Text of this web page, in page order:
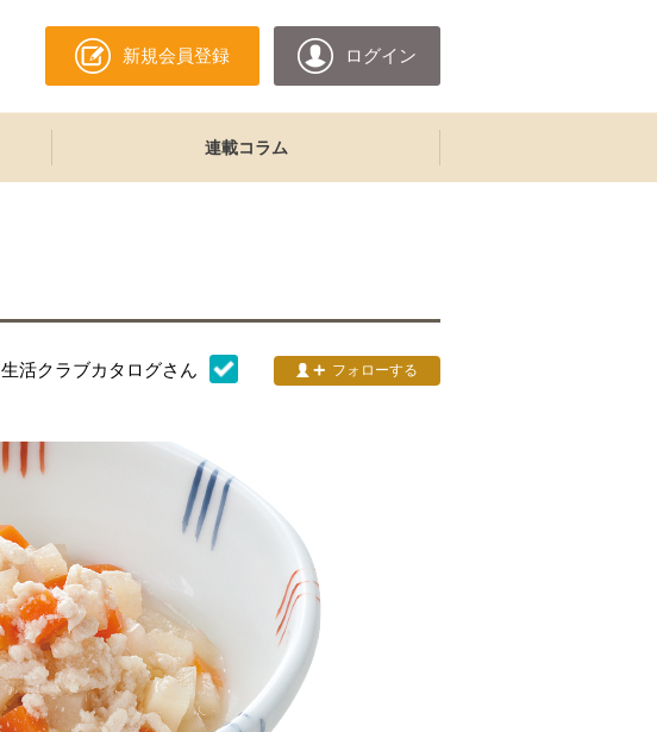
新規会員登録 ログイン
連載コラム
生活クラブカタログさん フォローする